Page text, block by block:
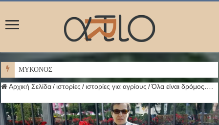
ΜΥΚΟΝΟΣ
Αρχική Σελίδα / ιστορίες / ιστορίες για αγρίους / Όλα είναι δρόμος….